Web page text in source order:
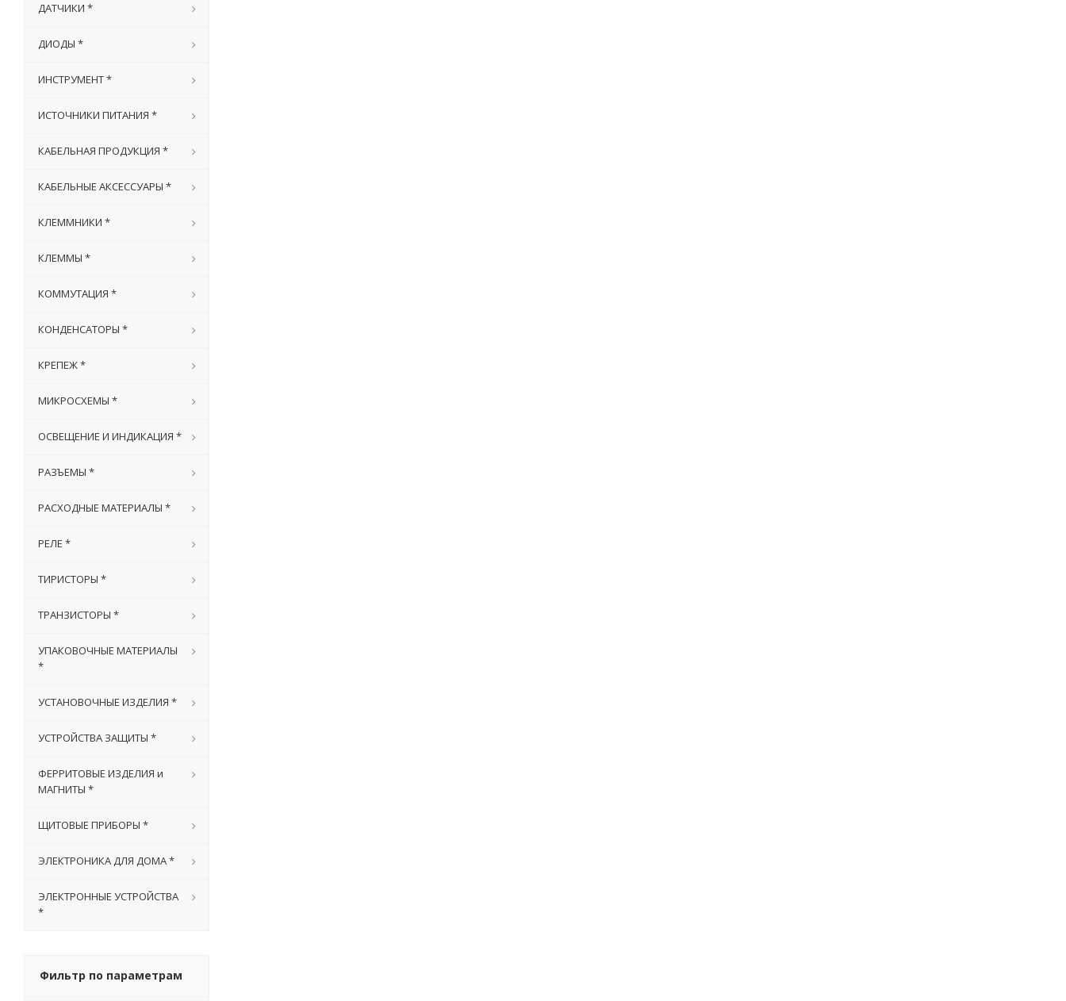
ДАТЧИКИ *
ДИОДЫ *
ИНСТРУМЕНТ *
ИСТОЧНИКИ ПИТАНИЯ *
КАБЕЛЬНАЯ ПРОДУКЦИЯ *
КАБЕЛЬНЫЕ АКСЕССУАРЫ *
КЛЕММНИКИ *
КЛЕММЫ *
КОММУТАЦИЯ *
КОНДЕНСАТОРЫ *
КРЕПЕЖ *
МИКРОСХЕМЫ *
ОСВЕЩЕНИЕ И ИНДИКАЦИЯ *
РАЗЪЕМЫ *
РАСХОДНЫЕ МАТЕРИАЛЫ *
РЕЛЕ *
ТИРИСТОРЫ *
ТРАНЗИСТОРЫ *
УПАКОВОЧНЫЕ МАТЕРИАЛЫ
*
УСТАНОВОЧНЫЕ ИЗДЕЛИЯ *
УСТРОЙСТВА ЗАЩИТЫ *
ФЕРРИТОВЫЕ ИЗДЕЛИЯ и
МАГНИТЫ *
ЩИТОВЫЕ ПРИБОРЫ *
ЭЛЕКТРОНИКА ДЛЯ ДОМА *
ЭЛЕКТРОННЫЕ УСТРОЙСТВА
*
Фильтр по параметрам